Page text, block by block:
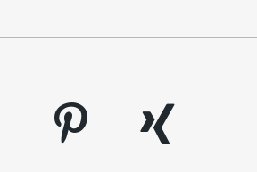
pinterest
xing